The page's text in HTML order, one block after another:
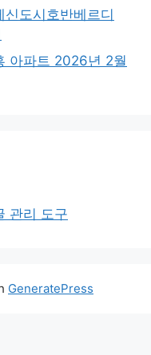
도시호반베르디
아파트 2026년 2월
관리 도구
GeneratePress